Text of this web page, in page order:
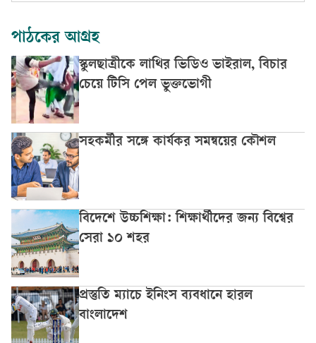
পাঠকের আগ্রহ
স্কুলছাত্রীকে লাথির ভিডিও ভাইরাল, বিচার
চেয়ে টিসি পেল ভুক্তভোগী
সহকর্মীর সঙ্গে কার্যকর সমন্বয়ের কৌশল
বিদেশে উচ্চশিক্ষা: শিক্ষার্থীদের জন্য বিশ্বের
সেরা ১০ শহর
প্রস্তুতি ম্যাচে ইনিংস ব্যবধানে হারল
বাংলাদেশ